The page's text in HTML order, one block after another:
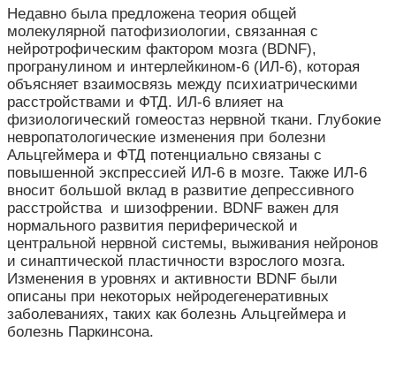
Недавно была предложена теория общей
молекулярной патофизиологии, связанная с
нейротрофическим фактором мозга (BDNF),
програнулином и интерлейкином-6 (ИЛ-6), которая
объясняет взаимосвязь между психиатрическими
расстройствами и ФТД. ИЛ-6 влияет на
физиологический гомеостаз нервной ткани. Глубокие
невропатологические изменения при болезни
Альцгеймера и ФТД потенциально связаны с
повышенной экспрессией ИЛ-6 в мозге. Также ИЛ-6
вносит большой вклад в развитие депрессивного
расстройства и шизофрении. BDNF важен для
нормального развития периферической и
центральной нервной системы, выживания нейронов
и синаптической пластичности взрослого мозга.
Изменения в уровнях и активности BDNF были
описаны при некоторых нейродегенеративных
заболеваниях, таких как болезнь Альцгеймера и
болезнь Паркинсона.